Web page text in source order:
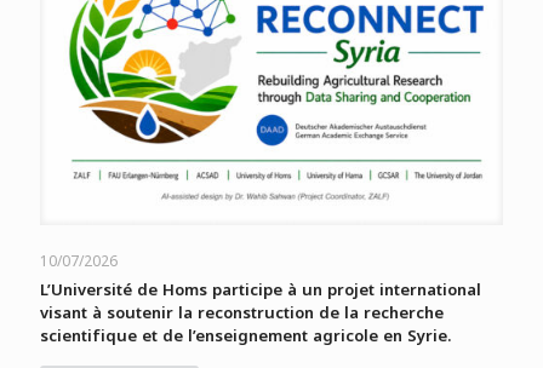
10/07/2026
L’Université de Homs participe à un projet international
visant à soutenir la reconstruction de la recherche
scientifique et de l’enseignement agricole en Syrie.